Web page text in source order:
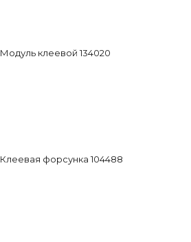
Модуль клеевой 134020
Клеевая форсунка 104488